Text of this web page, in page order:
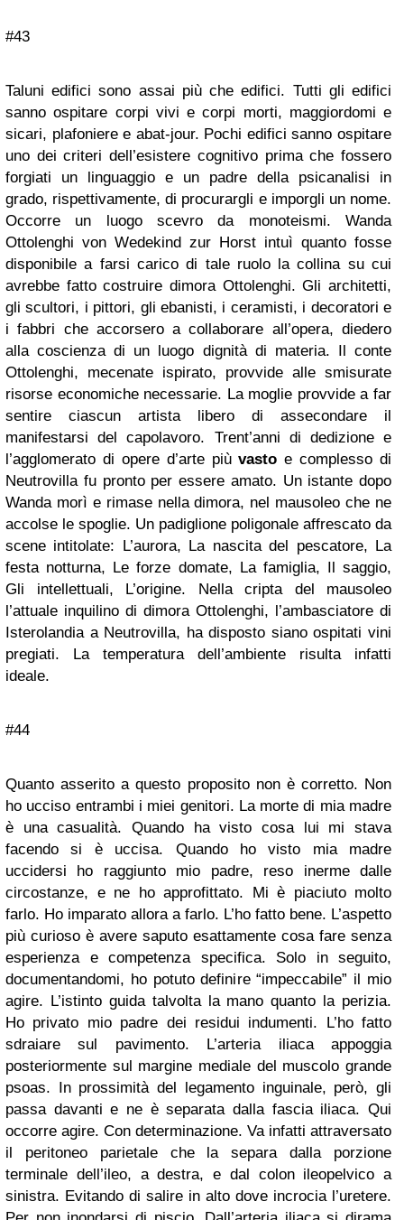
#43
Taluni edifici sono assai più che edifici. Tutti gli edifici
sanno ospitare corpi vivi e corpi morti, maggiordomi e
sicari, plafoniere e abat-jour. Pochi edifici sanno ospitare
uno dei criteri dell’esistere cognitivo prima che fossero
forgiati un linguaggio e un padre della psicanalisi in
grado, rispettivamente, di procurargli e imporgli un nome.
Occorre un luogo scevro da monoteismi. Wanda
Ottolenghi von Wedekind zur Horst intuì quanto fosse
disponibile a farsi carico di tale ruolo la collina su cui
avrebbe fatto costruire dimora Ottolenghi. Gli architetti,
gli scultori, i pittori, gli ebanisti, i ceramisti, i decoratori e
i fabbri che accorsero a collaborare all’opera, diedero
alla coscienza di un luogo dignità di materia. Il conte
Ottolenghi, mecenate ispirato, provvide alle smisurate
risorse economiche necessarie. La moglie provvide a far
sentire ciascun artista libero di assecondare il
manifestarsi del capolavoro. Trent’anni di dedizione e
l’agglomerato di opere d’arte piùvasto e complesso di
Neutrovilla fu pronto per essere amato. Un istante dopo
Wanda morì e rimase nella dimora, nel mausoleo che ne
accolse le spoglie. Un padiglione poligonale affrescato da
scene intitolate: L’aurora, La nascita del pescatore, La
festa notturna, Le forze domate, La famiglia, Il saggio,
Gli intellettuali, L’origine. Nella cripta del mausoleo
l’attuale inquilino di dimora Ottolenghi, l’ambasciatore di
Isterolandia a Neutrovilla, ha disposto siano ospitati vini
pregiati. La temperatura dell’ambiente risulta infatti
ideale.
#44
Quanto asserito a questo proposito non è corretto. Non
ho ucciso entrambi i miei genitori. La morte di mia madre
è una casualità. Quando ha visto cosa lui mi stava
facendo si è uccisa. Quando ho visto mia madre
uccidersi ho raggiunto mio padre, reso inerme dalle
circostanze, e ne ho approfittato. Mi è piaciuto molto
farlo. Ho imparato allora a farlo. L’ho fatto bene. L’aspetto
più curioso è avere saputo esattamente cosa fare senza
esperienza e competenza specifica. Solo in seguito,
documentandomi, ho potuto definire “impeccabile” il mio
agire. L’istinto guida talvolta la mano quanto la perizia.
Ho privato mio padre dei residui indumenti. L’ho fatto
sdraiare sul pavimento. L’arteria iliaca appoggia
posteriormente sul margine mediale del muscolo grande
psoas. In prossimità del legamento inguinale, però, gli
passa davanti e ne è separata dalla fascia iliaca. Qui
occorre agire. Con determinazione. Va infatti attraversato
il peritoneo parietale che la separa dalla porzione
terminale dell’ileo, a destra, e dal colon ileopelvico a
sinistra. Evitando di salire in alto dove incrocia l’uretere.